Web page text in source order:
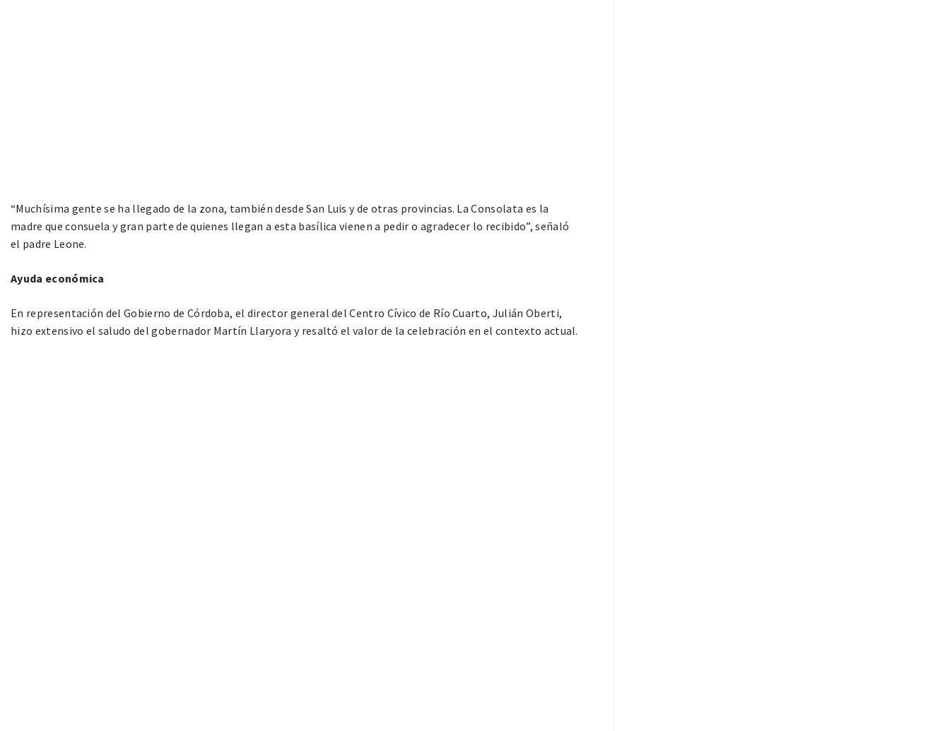
“Muchísima gente se ha llegado de la zona, también desde San Luis y de otras provincias. La Consolata es la
madre que consuela y gran parte de quienes llegan a esta basílica vienen a pedir o agradecer lo recibido”, señaló
el padre Leone.
Ayuda económica
En representación del Gobierno de Córdoba, el director general del Centro Cívico de Río Cuarto, Julián Oberti,
hizo extensivo el saludo del gobernador Martín Llaryora y resaltó el valor de la celebración en el contexto actual.